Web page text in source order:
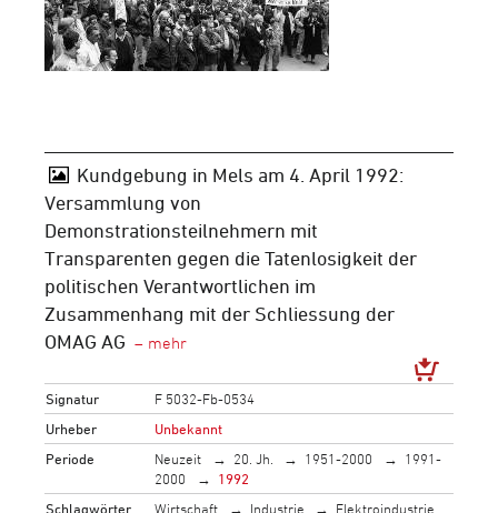
Kundgebung in Mels am 4. April 1992:
Versammlung von
Demonstrationsteilnehmern mit
Transparenten gegen die Tatenlosigkeit der
politischen Verantwortlichen im
Zusammenhang mit der Schliessung der
OMAG AG
Signatur
F 5032-Fb-0534
Urheber
Unbekannt
Periode
Neuzeit 20. Jh. 1951-2000
1991-
2000
1992
Schlagwörter
Wirtschaft Industrie
Elektroindustrie